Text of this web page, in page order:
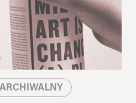
ARCHIWALNY